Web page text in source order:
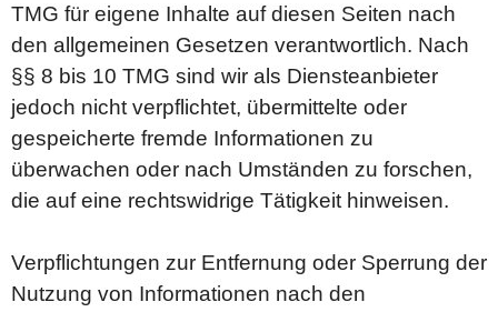
TMG für eigene Inhalte auf diesen Seiten nach
den allgemeinen Gesetzen verantwortlich. Nach
§§ 8 bis 10 TMG sind wir als Diensteanbieter
jedoch nicht verpflichtet, übermittelte oder
gespeicherte fremde Informationen zu
überwachen oder nach Umständen zu forschen,
die auf eine rechtswidrige Tätigkeit hinweisen.
Verpflichtungen zur Entfernung oder Sperrung der
Nutzung von Informationen nach den